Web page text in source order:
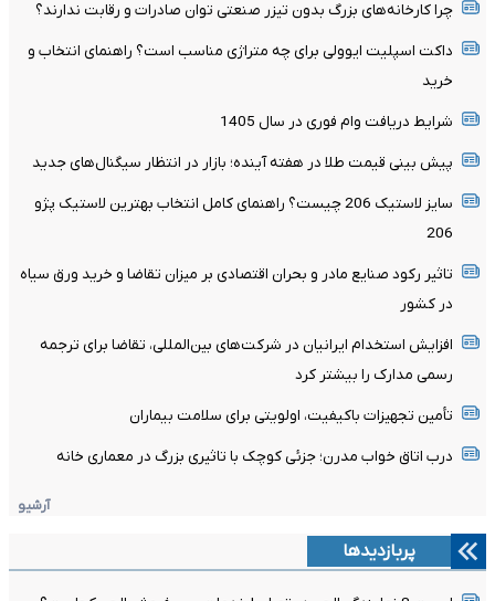
چرا کارخانه‌های بزرگ بدون تیزر صنعتی توان صادرات و رقابت ندارند؟
داکت اسپلیت ایوولی برای چه متراژی مناسب است؟ راهنمای انتخاب و
خرید
شرایط دریافت وام فوری در سال 1405
پیش بینی قیمت طلا در هفته آینده؛ بازار در انتظار سیگنال‌های جدید
سایز لاستیک 206 چیست؟ راهنمای کامل انتخاب بهترین لاستیک پژو
206
تاثیر رکود صنایع مادر و بحران اقتصادی بر میزان تقاضا و خرید ورق سیاه
در کشور
افزایش استخدام ایرانیان در شرکت‌های بین‌المللی، تقاضا برای ترجمه
رسمی مدارک را بیشتر کرد
تأمین تجهیزات باکیفیت، اولویتی برای سلامت بیماران
درب اتاق خواب مدرن؛ جزئی کوچک با تاثیری بزرگ در معماری خانه
آرشیو
پربازدیدها